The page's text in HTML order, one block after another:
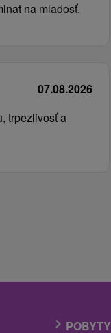
na mladosť.
07.08.2026
trpezlivosť a
POBYTY